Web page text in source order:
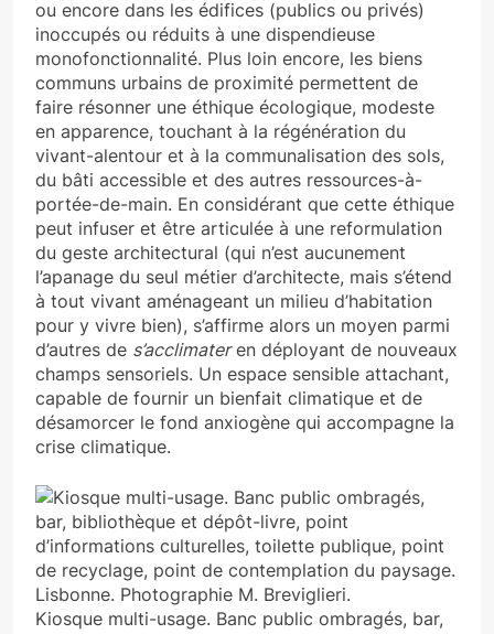
ou encore dans les édifices (publics ou privés)
inoccupés ou réduits à une dispendieuse
monofonctionnalité. Plus loin encore, les biens
communs urbains de proximité permettent de
faire résonner une éthique écologique, modeste
en apparence, touchant à la régénération du
vivant-alentour et à la communalisation des sols,
du bâti accessible et des autres ressources-à-
portée-de-main. En considérant que cette éthique
peut infuser et être articulée à une reformulation
du geste architectural (qui n’est aucunement
l’apanage du seul métier d’architecte, mais s’étend
à tout vivant aménageant un milieu d’habitation
pour y vivre bien), s’affirme alors un moyen parmi
d’autres de s’acclimateren déployant de nouveaux
champs sensoriels. Un espace sensible attachant,
capable de fournir un bienfait climatique et de
désamorcer le fond anxiogène qui accompagne la
crise climatique.
Kiosque multi-usage. Banc public ombragés, bar,